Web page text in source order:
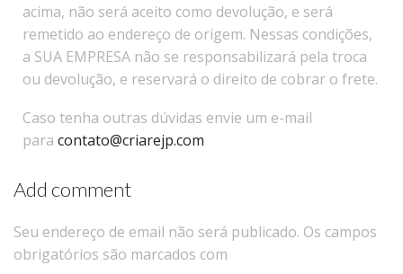
acima, não será aceito como devolução, e será
remetido ao endereço de origem. Nessas condições,
a SUA EMPRESA não se responsabilizará pela troca
ou devolução, e reservará o direito de cobrar o frete.
​Caso tenha outras dúvidas envie um e-mail
para contato@criarejp.com
Add comment
Seu endereço de email não será publicado. Os campos
obrigatórios são marcados com